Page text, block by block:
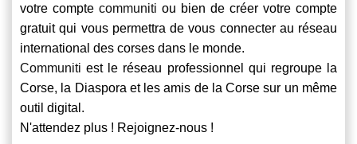
votre compte communiti ou bien de créer votre compte
gratuit qui vous permettra de vous connecter au réseau
international des corses dans le monde.
Communiti est le réseau professionnel qui regroupe la
Corse, la Diaspora et les amis de la Corse sur un même
outil digital.
N'attendez plus ! Rejoignez-nous !